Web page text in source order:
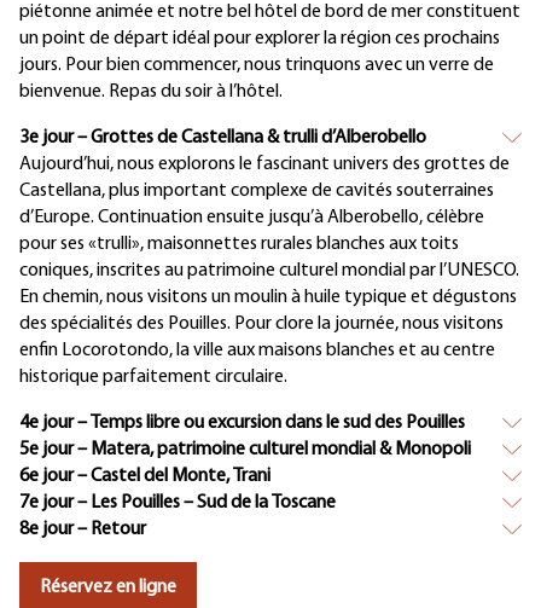
piétonne animée et notre bel hôtel de bord de mer constituent
un point de départ idéal pour explorer la région ces prochains
jours. Pour bien commencer, nous trinquons avec un verre de
bienvenue. Repas du soir à l’hôtel.
3e jour – Grottes de Castellana & trulli d’Alberobello
Aujourd’hui, nous explorons le fascinant univers des grottes de
Castellana, plus important complexe de cavités souterraines
d’Europe. Continuation ensuite jusqu’à Alberobello, célèbre
pour ses «trulli», maisonnettes rurales blanches aux toits
coniques, inscrites au patrimoine culturel mondial par l’UNESCO.
En chemin, nous visitons un moulin à huile typique et dégustons
des spécialités des Pouilles. Pour clore la journée, nous visitons
enfin Locorotondo, la ville aux maisons blanches et au centre
historique parfaitement circulaire.
4e jour – Temps libre ou excursion dans le sud des Pouilles
5e jour – Matera, patrimoine culturel mondial & Monopoli
6e jour – Castel del Monte, Trani
7e jour – Les Pouilles – Sud de la Toscane
8e jour – Retour
Réservez en ligne